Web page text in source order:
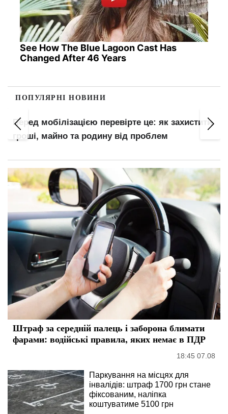
See How The Blue Lagoon Cast Has
Changed After 46 Years
ПОПУЛЯРНІ НОВИНИ
Бронювання є, а за кордон не пускають: кому
з чоловіків відмовлять у виїзді
Штраф за середній палець і заборона блимати
фарами: водійські правила, яких немає в ПДР
18:45 07.08
Паркування на місцях для
інвалідів: штраф 1700 грн стане
фіксованим, наліпка
коштуватиме 5100 грн